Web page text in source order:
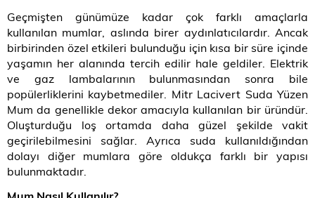
Geçmişten günümüze kadar çok farklı amaçlarla
kullanılan mumlar, aslında birer aydınlatıcılardır. Ancak
birbirinden özel etkileri bulunduğu için kısa bir süre içinde
yaşamın her alanında tercih edilir hale geldiler. Elektrik
ve gaz lambalarının bulunmasından sonra bile
popülerliklerini kaybetmediler. Mitr Lacivert Suda Yüzen
Mum da genellikle dekor amacıyla kullanılan bir üründür.
Oluşturduğu loş ortamda daha güzel şekilde vakit
geçirilebilmesini sağlar. Ayrıca suda kullanıldığından
dolayı diğer mumlara göre oldukça farklı bir yapısı
bulunmaktadır.